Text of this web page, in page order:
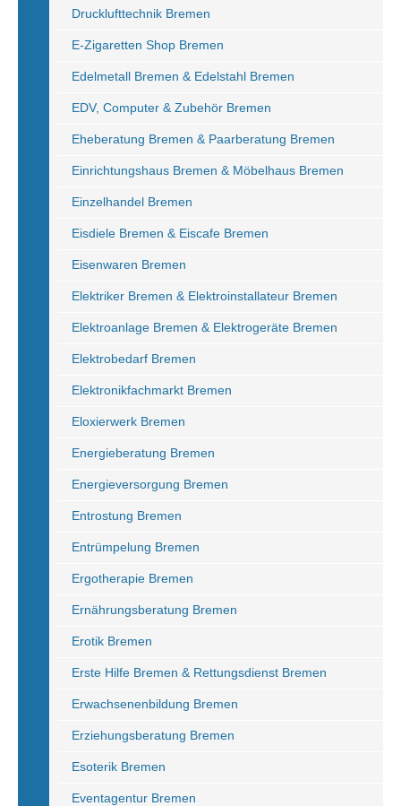
Drucklufttechnik Bremen
E-Zigaretten Shop Bremen
Edelmetall Bremen & Edelstahl Bremen
EDV, Computer & Zubehör Bremen
Eheberatung Bremen & Paarberatung Bremen
Einrichtungshaus Bremen & Möbelhaus Bremen
Einzelhandel Bremen
Eisdiele Bremen & Eiscafe Bremen
Eisenwaren Bremen
Elektriker Bremen & Elektroinstallateur Bremen
Elektroanlage Bremen & Elektrogeräte Bremen
Elektrobedarf Bremen
Elektronikfachmarkt Bremen
Eloxierwerk Bremen
Energieberatung Bremen
Energieversorgung Bremen
Entrostung Bremen
Entrümpelung Bremen
Ergotherapie Bremen
Ernährungsberatung Bremen
Erotik Bremen
Erste Hilfe Bremen & Rettungsdienst Bremen
Erwachsenenbildung Bremen
Erziehungsberatung Bremen
Esoterik Bremen
Eventagentur Bremen